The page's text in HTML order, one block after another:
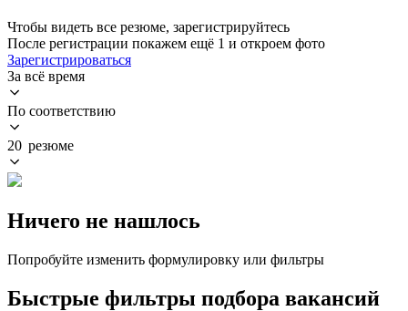
Чтобы видеть все резюме, зарегистрируйтесь
После регистрации покажем ещё 1 и откроем фото
Зарегистрироваться
За всё время
По соответствию
20 резюме
Ничего не нашлось
Попробуйте изменить формулировку или фильтры
Быстрые фильтры подбора вакансий